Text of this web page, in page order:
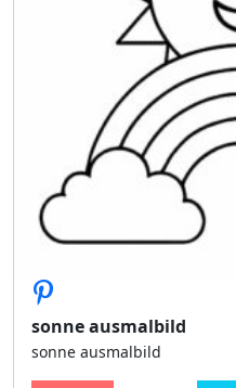
sonne ausmalbild
sonne ausmalbild